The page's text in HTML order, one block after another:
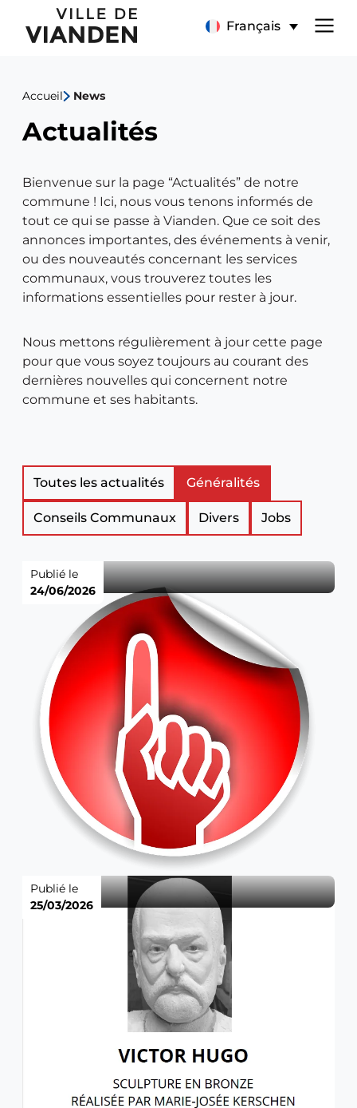
Actualités Français
Menu
navigation
principal
Accueil News
Actualités
Bienvenue sur la page “Actualités” de notre
commune ! Ici, nous vous tenons informés de
tout ce qui se passe à Vianden. Que ce soit des
annonces importantes, des événements à venir,
ou des nouveautés concernant les services
communaux, vous trouverez toutes les
informations essentielles pour rester à jour.
Nous mettons régulièrement à jour cette page
pour que vous soyez toujours au courant des
dernières nouvelles qui concernent notre
commune et ses habitants.
Liste
des
articles
nouveautés
Toutes les actualités Généralités
Conseils Communaux Divers Jobs
Publié le
24/06/2026
Publié le
25/03/2026